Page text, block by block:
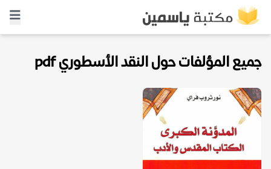
جميع المؤلفات حول النقد الأسطوري pdf